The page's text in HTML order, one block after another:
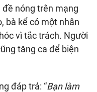
nóng trên mạng
bà kể có một nhân
vì tắc trách. Người
tăng ca để biện
đáp trả: “Bạn làm